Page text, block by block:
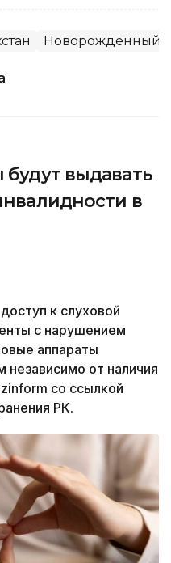
Новорожденный
выдавать
в
к слуховой
с нарушением
аппараты
независимо от наличия
со ссылкой
РК.